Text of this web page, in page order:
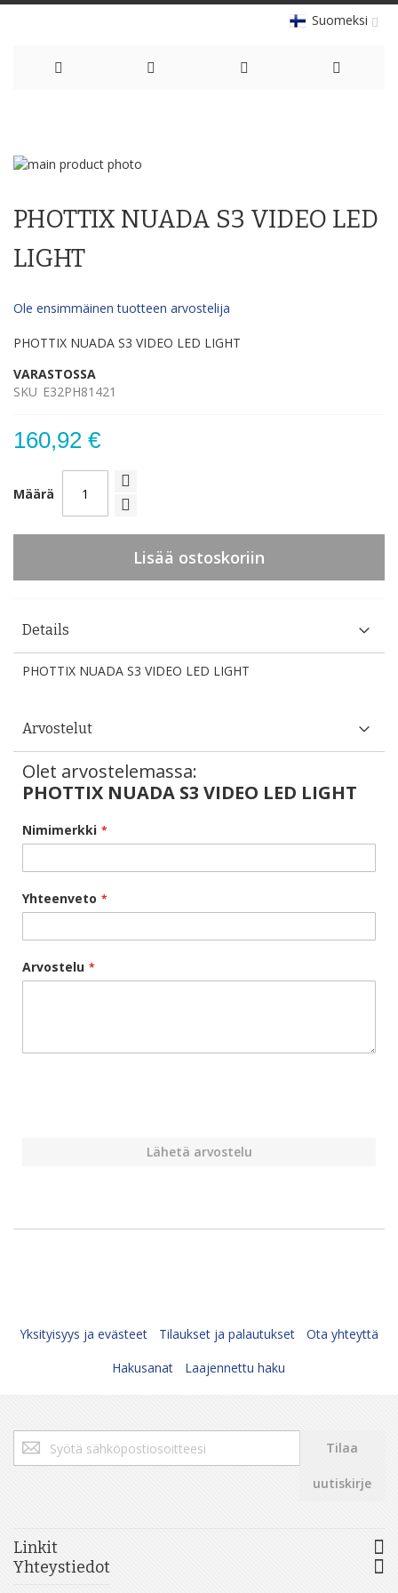
Suomeksi
Content
Skip
end
the
images
the
of
the
gallery
PHOTTIX NUADA S3 VIDEO LED
LIGHT
Ole ensimmäinen tuotteen arvostelija
PHOTTIX NUADA S3 VIDEO LED LIGHT
VARASTOSSA
SKU E32PH81421
160,92 €
Määrä
Lisää ostoskoriin
Details
PHOTTIX NUADA S3 VIDEO LED LIGHT
Arvostelut
Olet arvostelemassa:
PHOTTIX NUADA S3 VIDEO LED LIGHT
Nimimerkki
Yhteenveto
Arvostelu
Lähetä arvostelu
Yksityisyys ja evästeet Tilaukset ja palautukset
Ota yhteyttä
Hakusanat
Laajennettu haku
Tilaa
uutiskirjeemme:
Tilaa
uutiskirje
Linkit
Yhteystiedot